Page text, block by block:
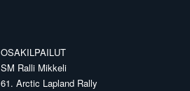
OSAKILPAILUT
SM Ralli Mikkeli
61. Arctic Lapland Rally